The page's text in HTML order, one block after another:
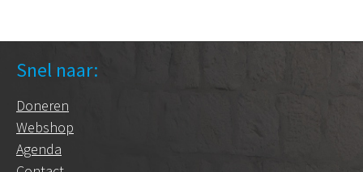
Snel naar:
Doneren
Webshop
Agenda